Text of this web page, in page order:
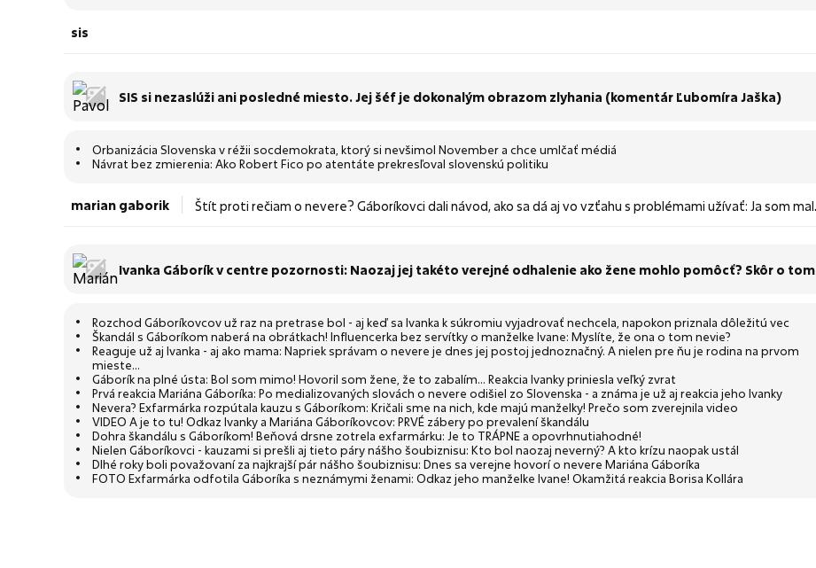
sis
SIS si nezaslúži ani posledné miesto. Jej šéf je dokonalým obrazom zlyhania (komentár Ľubomíra Jaška)
Orbanizácia Slovenska v réžii socdemokrata, ktorý si nevšimol November a chce umlčať médiá
Návrat bez zmierenia: Ako Robert Fico po atentáte prekresľoval slovenskú politiku
marian gaborik
Štít proti rečiam o nevere? Gáboríkovci dali návod, ako sa dá aj vo vzťahu s problémami užívať: Ja som mal
Ivanka Gáborík v centre pozornosti: Naozaj jej takéto verejné odhalenie ako žene mohlo pomôcť? Skôr o tom
Rozchod Gáboríkovcov už raz na pretrase bol - aj keď sa Ivanka k súkromiu vyjadrovať nechcela, napokon priznala dôležitú vec
Škandál s Gáboríkom naberá na obrátkach! Influencerka bez servítky o manželke Ivane: Myslíte, že ona o tom nevie?
Reaguje už aj Ivanka - aj ako mama: Napriek správam o nevere je dnes jej postoj jednoznačný. A nielen pre ňu je rodina na prvom
mieste...
Gáborík na plné ústa: Bol som mimo! Hovoril som žene, že to zabalím... Reakcia Ivanky priniesla veľký zvrat
Prvá reakcia Mariána Gáboríka: Po medializovaných slovách o nevere odišiel zo Slovenska - a známa je už aj reakcia jeho Ivanky
Nevera? Exfarmárka rozpútala kauzu s Gáboríkom: Kričali sme na nich, kde majú manželky! Prečo som zverejnila video
VIDEO A je to tu! Odkaz Ivanky a Mariána Gáboríkovcov: PRVÉ zábery po prevalení škandálu
Dohra škandálu s Gáboríkom! Beňová drsne zotrela exfarmárku: Je to TRÁPNE a opovrhnutiahodné!
Nielen Gáboríkovci - kauzami si prešli aj tieto páry nášho šoubiznisu: Kto bol naozaj neverný? A kto krízu naopak ustál
Dlhé roky boli považovaní za najkrajší pár nášho šoubiznisu: Dnes sa verejne hovorí o nevere Mariána Gáboríka
FOTO Exfarmárka odfotila Gáboríka s neznámymi ženami: Odkaz jeho manželke Ivane! Okamžitá reakcia Borisa Kollára